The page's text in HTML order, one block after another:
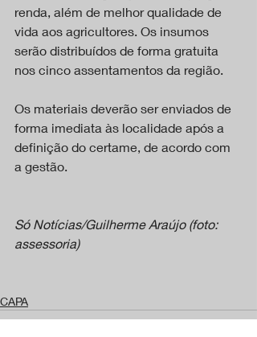
renda, além de melhor qualidade de
vida aos agricultores. Os insumos
serão distribuídos de forma gratuita
nos cinco assentamentos da região.
Os materiais deverão ser enviados de
forma imediata às localidade após a
definição do certame, de acordo com
a gestão.
Só Notícias/Guilherme Araújo (foto:
assessoria)
CAPA